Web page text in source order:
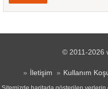
© 2011-2026
İletişim Kullanım